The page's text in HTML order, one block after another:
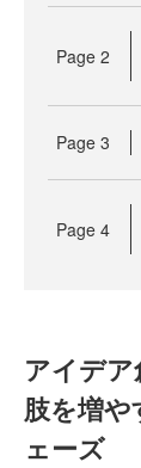
Page 2
Page 3
Page 4
アイデ
肢を増や
ェーズ